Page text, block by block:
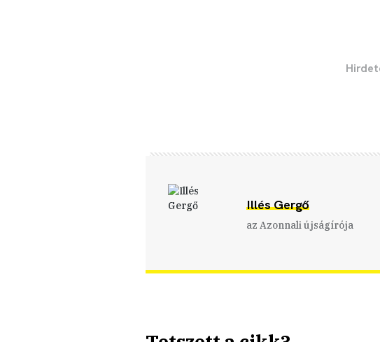
Illés Gergő
az Azonnali újságírója